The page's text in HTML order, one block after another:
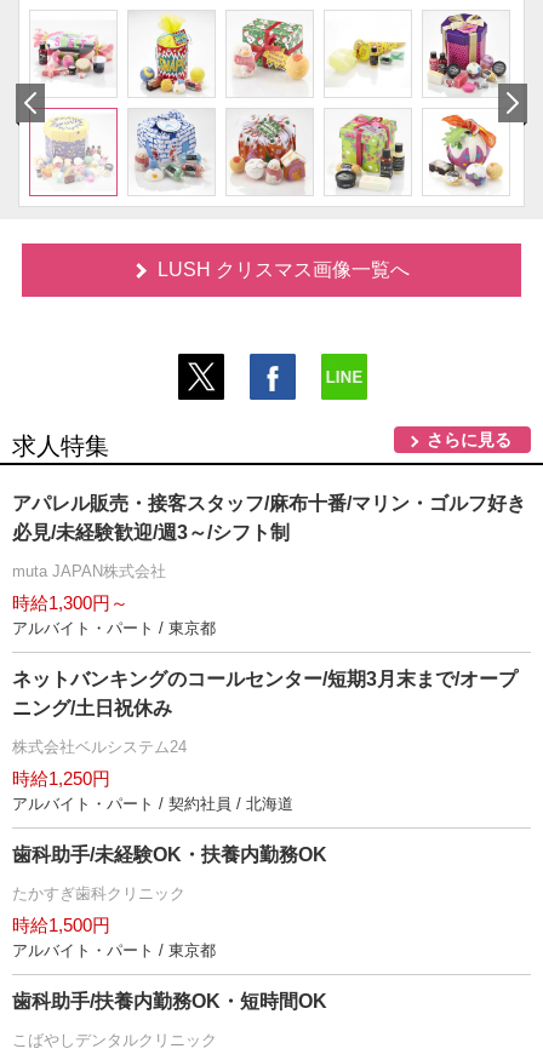
LUSH クリスマス画像一覧へ
求人特集 さらに見る
アパレル販売・接客スタッフ/麻布十番/マリン・ゴルフ好き
必見/未経験歓迎/週3～/シフト制
muta JAPAN株式会社
時給1,300円～
アルバイト・パート / 東京都
ネットバンキングのコールセンター/短期3月末まで/オープ
ニング/土日祝休み
株式会社ベルシステム24
時給1,250円
アルバイト・パート / 契約社員 / 北海道
歯科助手/未経験OK・扶養内勤務OK
たかすぎ歯科クリニック
時給1,500円
アルバイト・パート / 東京都
歯科助手/扶養内勤務OK・短時間OK
こばやしデンタルクリニック